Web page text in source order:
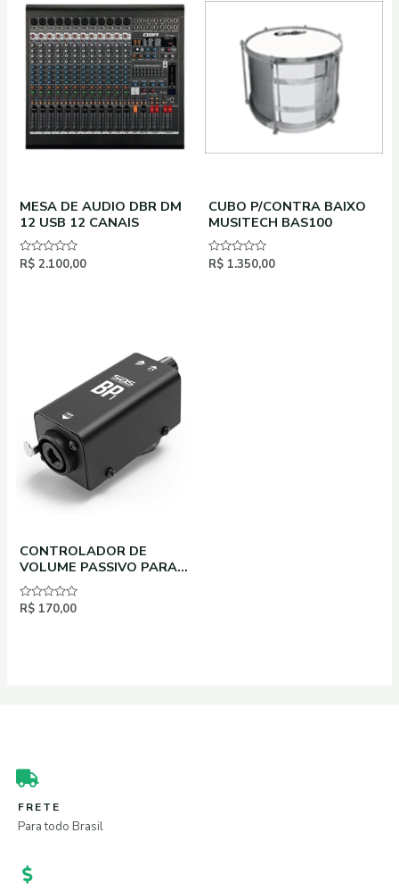
MESA DE AUDIO DBR DM
12 USB 12 CANAIS
Avaliação
R$ 2.100,00
CUBO P/CONTRA BAIXO
MUSITECH BAS100
Avaliação
R$ 1.350,00
CONTROLADOR DE
VOLUME PASSIVO PARA
FONES DE OUVIDO
SANTO ANGELO BP1
Avaliação
R$ 170,00
FRETE
Para todo Brasil